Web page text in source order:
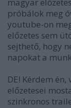
magyar
próbálok meg
youtube-on
előzetes sem
sejthető, hogy
napokat a
DE! Kérdem
előzetesei
szinkronos